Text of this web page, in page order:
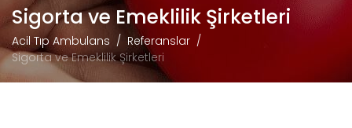
Sigorta ve Emeklilik Şirketleri
Acil Tıp Ambulans
Referanslar
Sigorta ve Emeklilik Şirketleri